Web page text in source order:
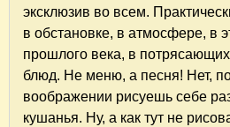
эксклюзив во всем.
в обстановке, в атмосфере, в
прошлого века, в
блюд. Не меню, а песня! Нет,
воображении рисуешь себе
кушанья. Ну, а как тут не